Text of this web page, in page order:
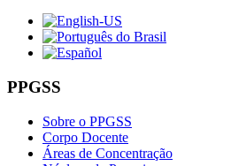
PPGSS
Sobre o PPGSS
Corpo Docente
Áreas de Concentração